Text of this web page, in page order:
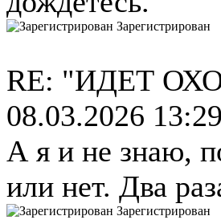
Зарегистрирован
RE: "ИДЕТ
08.03.2026 13:29
А я и не знаю,
или нет. Два
Зарегистрирован